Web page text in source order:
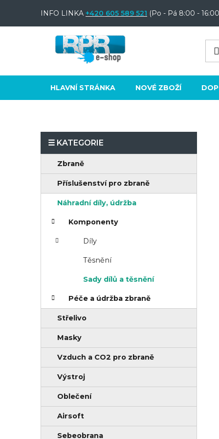
INFO LINKA +420 605 589 521 (Po - Pá 8:00 -
HLAVNÍ STRÁNKA NOVÉ ZBOŽÍ
P
o
n
Přeskočit
kategorie
a
Zbraně
Příslušenství pro zbraně
Náhradní díly, údržba
Komponenty
Díly
Těsnění
Sady dílů a těsnění
Péče a údržba zbraně
Střelivo
Masky
Vzduch a CO2 pro zbraně
Výstroj
Oblečení
Airsoft
Sebeobrana